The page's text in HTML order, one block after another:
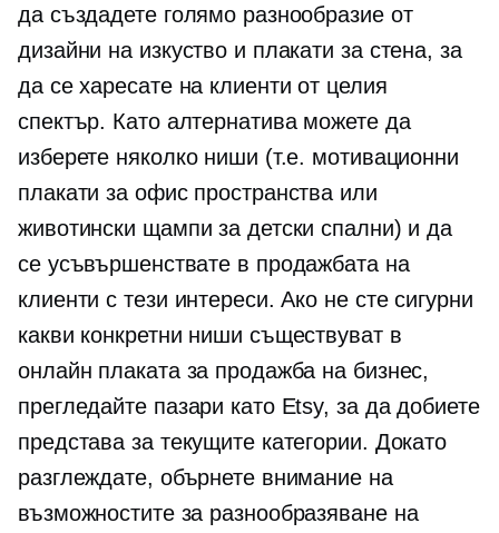
да създадете голямо разнообразие от
дизайни на изкуство и плакати за стена, за
да се харесате на клиенти от целия
спектър. Като алтернатива можете да
изберете няколко ниши (т.е. мотивационни
плакати за офис пространства или
животински щампи за детски спални) и да
се усъвършенствате в продажбата на
клиенти с тези интереси. Ако не сте сигурни
какви конкретни ниши съществуват в
онлайн плаката за продажба на бизнес,
прегледайте пазари като Etsy, за да добиете
представа за текущите категории. Докато
разглеждате, обърнете внимание на
възможностите за разнообразяване на